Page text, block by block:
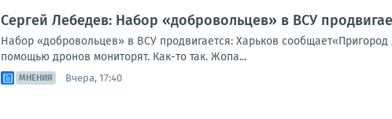
Сергей Лебедев: Набор «добровольцев» в ВСУ
Набор «добровольцев» в ВСУ продвигается: Харьков
помощью дронов мониторят. Как-то так. Жопа...
МНЕНИЯ Вчера, 17:40